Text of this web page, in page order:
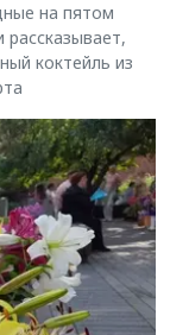
на пятом
коктейль из